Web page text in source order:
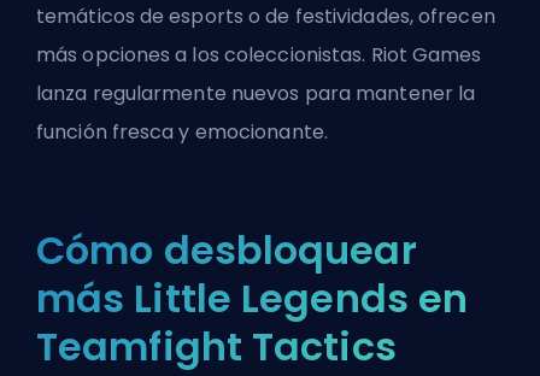
temáticos de esports o de festividades, ofrecen
más opciones a los coleccionistas. Riot Games
lanza regularmente nuevos para mantener la
función fresca y emocionante.
Cómo desbloquear
más Little Legends en
Teamfight Tactics